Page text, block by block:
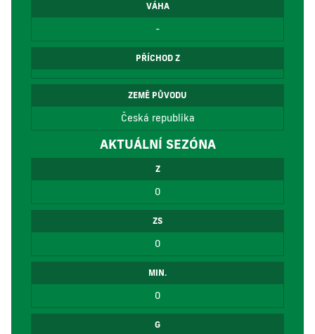
VÁHA
-
PŘÍCHOD Z
ZEMĚ PŮVODU
Česká republika
AKTUÁLNÍ SEZÓNA
Z
0
ZS
0
MIN.
0
G